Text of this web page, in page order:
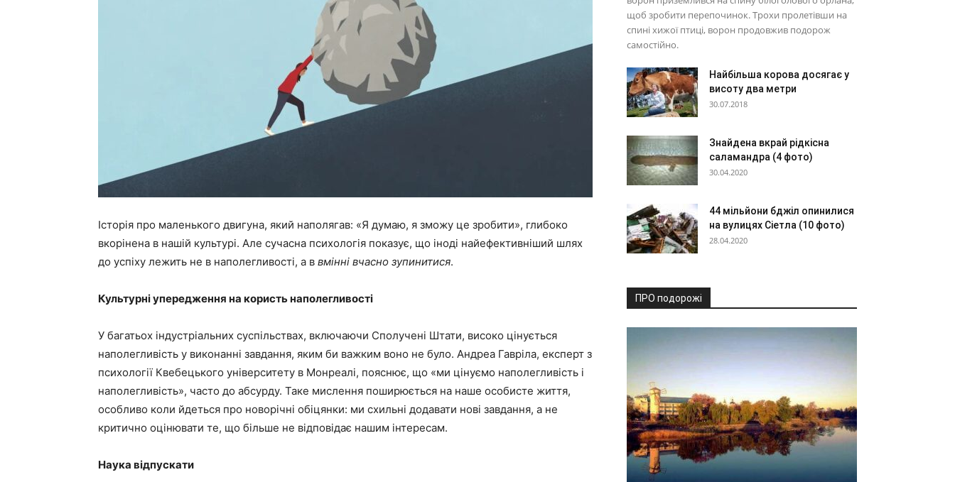
Історія про маленького двигуна, який наполягав: «Я думаю, я зможу це зробити», глибоко
вкорінена в нашій культурі. Але сучасна психологія показує, що іноді найефективніший шлях
до успіху лежить не в наполегливості, а в вмінні вчасно зупинитися.
Культурні упередження на користь наполегливості
У багатьох індустріальних суспільствах, включаючи Сполучені Штати, високо цінується
наполегливість у виконанні завдання, яким би важким воно не було. Андреа Гавріла, експерт з
психології Квебецького університету в Монреалі, пояснює, що «ми цінуємо наполегливість і
наполегливість», часто до абсурду. Таке мислення поширюється на наше особисте життя,
особливо коли йдеться про новорічні обіцянки: ми схильні додавати нові завдання, а не
критично оцінювати те, що більше не відповідає нашим інтересам.
Наука відпускати
щоб зробити перепочинок. Трохи пролетівши на
спині хижої птиці, ворон продовжив подорож
самостійно.
Найбільша корова досягає у
висоту два метри
30.07.2018
Знайдена вкрай рідкісна
саламандра (4 фото)
30.04.2020
44 мільйони бджіл опинилися
на вулицях Сіетла (10 фото)
28.04.2020
ПРО подорожі